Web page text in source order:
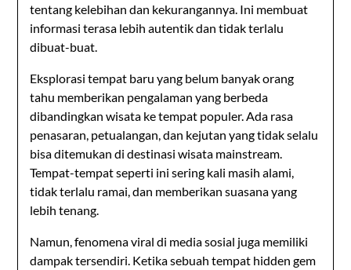
tentang kelebihan dan kekurangannya. Ini membuat
informasi terasa lebih autentik dan tidak terlalu
dibuat-buat.
Eksplorasi tempat baru yang belum banyak orang
tahu memberikan pengalaman yang berbeda
dibandingkan wisata ke tempat populer. Ada rasa
penasaran, petualangan, dan kejutan yang tidak selalu
bisa ditemukan di destinasi wisata mainstream.
Tempat-tempat seperti ini sering kali masih alami,
tidak terlalu ramai, dan memberikan suasana yang
lebih tenang.
Namun, fenomena viral di media sosial juga memiliki
dampak tersendiri. Ketika sebuah tempat hidden gem